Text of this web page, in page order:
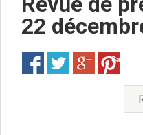
Conseillers
Commissions
Arrêtés du Maire
Services
Pour venir
22
Save